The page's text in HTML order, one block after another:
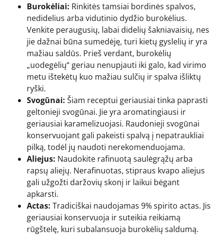
Burokėliai: Rinkitės tamsiai bordinės spalvos,
nedidelius arba vidutinio dydžio burokėlius.
Venkite peraugusių, labai didelių šakniavaisių, nes
jie dažnai būna sumedėję, turi kietų gyslelių ir yra
mažiau saldūs. Prieš verdant, burokėlių
„uodegėlių“ geriau nenupjauti iki galo, kad virimo
metu ištekėtų kuo mažiau sulčių ir spalva išliktų
ryški.
Svogūnai: Šiam receptui geriausiai tinka paprasti
geltonieji svogūnai. Jie yra aromatingiausi ir
geriausiai karamelizuojasi. Raudonieji svogūnai
konservuojant gali pakeisti spalvą į nepatraukliai
pilką, todėl jų naudoti nerekomenduojama.
Aliejus: Naudokite rafinuotą saulėgrąžų arba
rapsų aliejų. Nerafinuotas, stipraus kvapo aliejus
gali užgožti daržovių skonį ir laikui bėgant
apkarsti.
Actas: Tradiciškai naudojamas 9% spirito actas. Jis
geriausiai konservuoja ir suteikia reikiamą
rūgštelę, kuri subalansuoja burokėlių saldumą.